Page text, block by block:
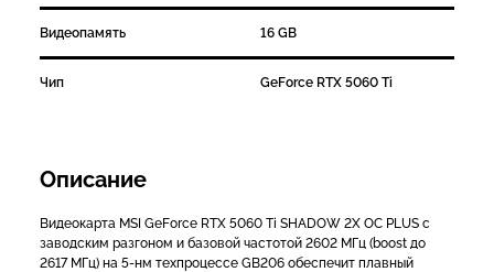
Видеопамять 16 GB
Чип GeForce RTX 5060 Ti
Описание
Видеокарта MSI GeForce RTX 5060 Ti SHADOW 2X OC PLUS с
заводским разгоном и базовой частотой 2602 МГц (boost до
2617 МГц) на 5-нм техпроцессе GB206 обеспечит плавный